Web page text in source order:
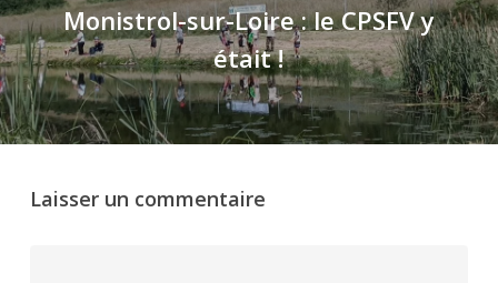
Monistrol-sur-Loire : le CPSFV y
était !
Laisser un commentaire